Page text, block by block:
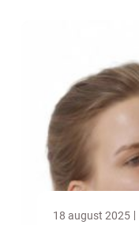
18 august 2025